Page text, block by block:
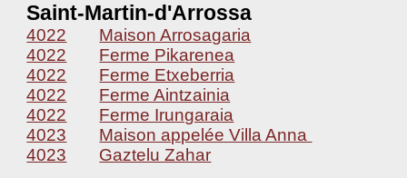
Saint-Martin-d'Arrossa
4022
Maison Arrosagaria
4022
Ferme Pikarenea
4022
Ferme Etxeberria
4022
Ferme Aintzainia
4022
Ferme Irungaraia
4023
Maison appelée Villa Anna
4023
Gaztelu Zahar